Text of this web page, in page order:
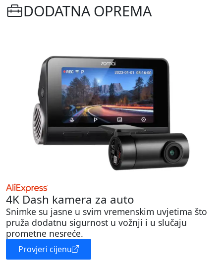
DODATNA OPREMA
4K Dash kamera za auto
Snimke su jasne u svim vremenskim uvjetima što
pruža dodatnu sigurnost u vožnji i u slučaju
prometne nesreće.
Provjeri cijenu